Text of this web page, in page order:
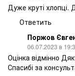
Дуже круті
Ответить
Поржов
06.07.2023 в
Оцінка відмінно
Спасибі за